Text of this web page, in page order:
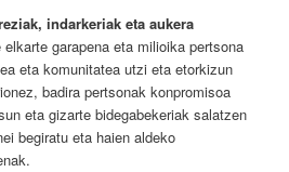
indarkeriak eta aukera
garapena eta milioika pertsona
eta komunitatea utzi eta etorkizun
badira pertsonak konpromisoa
eta gizarte bidegabekeriak salatzen
begiratu eta haien aldeko